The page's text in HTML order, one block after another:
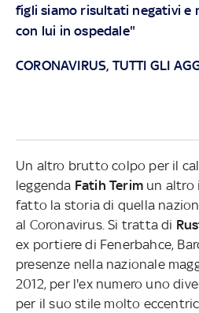
figli siamo risultati negativi e
con lui in ospedale"
CORONAVIRUS, TUTTI GLI
Un altro brutto colpo per il
leggenda Fatih Terim un altro
fatto la storia di quella
al Coronavirus. Si tratta di
ex portiere di Fenerbahce,
presenze nella nazionale
2012, per l'ex numero uno
per il suo stile molto